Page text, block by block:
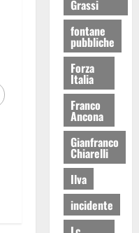
Grassi
fontane
pubbliche
Forza
Italia
Franco
Ancona
Gianfranco
Chiarelli
Ilva
incidente